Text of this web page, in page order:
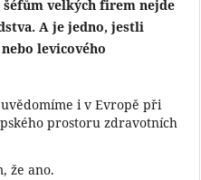
velkých firem nejde
A je jedno, jestli
levicového
i v Evropě při
prostoru zdravotních
že ano.